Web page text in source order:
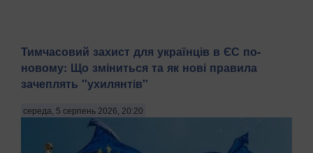
Тимчасовий захист для українців в ЄС по-
новому: Що зміниться та як нові правила
зачеплять "ухилянтів"
середа, 5 серпень 2026, 20:20